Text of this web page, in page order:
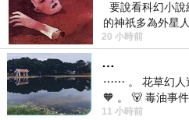
當然，我沒有照做，案主
刷子，自己到馬桶清潔劑，
明明洗臉盆，真的已經乾
不乾淨。
當然遇多的我，也是見怪不
要說看科幻小
的神祇多為外星
驚世駭俗的神通
20 小時前
…
⋯⋯ 。 花草幻人
🧡 。 🐻 毒油事
前天購買了我之前
11 小時前